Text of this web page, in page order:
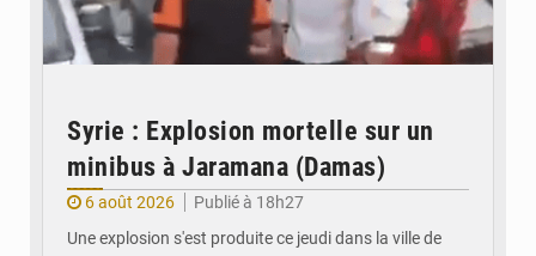
Syrie : Explosion mortelle sur un
minibus à Jaramana (Damas)
6 août 2026
Publié à 18h27
Une explosion s'est produite ce jeudi dans la ville de